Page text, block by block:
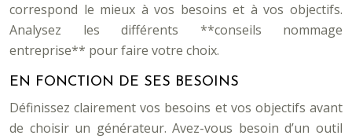
correspond le mieux à vos besoins et à vos objectifs.
Analysez les différents **conseils nommage
entreprise** pour faire votre choix.
EN FONCTION DE SES BESOINS
Définissez clairement vos besoins et vos objectifs avant
de choisir un générateur. Avez-vous besoin d’un outil